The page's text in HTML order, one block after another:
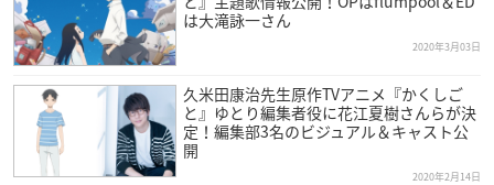
は大滝詠一さん
2020年3月03日
久米田康治先生原作TVアニメ『かくしご
と』ゆとり編集者役に花江夏樹さんらが決
定！編集部3名のビジュアル＆キャスト公
開
2020年2月14日